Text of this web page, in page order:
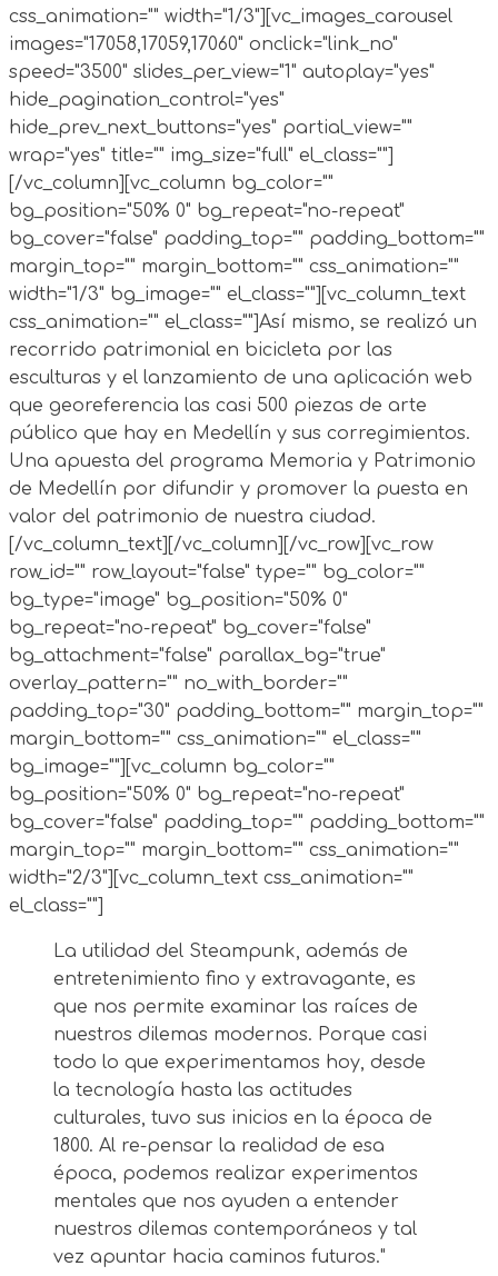
css_animation="" width="1/3"][vc_images_carousel
images="17058,17059,17060" onclick="link_no"
speed="3500" slides_per_view="1" autoplay="yes"
hide_pagination_control="yes"
hide_prev_next_buttons="yes" partial_view=""
wrap="yes" title="" img_size="full" el_class=""]
[/vc_column][vc_column bg_color=""
bg_position="50% 0" bg_repeat="no-repeat"
bg_cover="false" padding_top="" padding_bottom=""
margin_top="" margin_bottom="" css_animation=""
width="1/3" bg_image="" el_class=""][vc_column_text
css_animation="" el_class=""]Así mismo, se realizó un
recorrido patrimonial en bicicleta por las
esculturas y el lanzamiento de una aplicación web
que georeferencia las casi 500 piezas de arte
público que hay en Medellín y sus corregimientos.
Una apuesta del programa Memoria y Patrimonio
de Medellín por difundir y promover la puesta en
valor del patrimonio de nuestra ciudad.
[/vc_column_text][/vc_column][/vc_row][vc_row
row_id="" row_layout="false" type="" bg_color=""
bg_type="image" bg_position="50% 0"
bg_repeat="no-repeat" bg_cover="false"
bg_attachment="false" parallax_bg="true"
overlay_pattern="" no_with_border=""
padding_top="30" padding_bottom="" margin_top=""
margin_bottom="" css_animation="" el_class=""
bg_image=""][vc_column bg_color=""
bg_position="50% 0" bg_repeat="no-repeat"
bg_cover="false" padding_top="" padding_bottom=""
margin_top="" margin_bottom="" css_animation=""
width="2/3"][vc_column_text css_animation=""
el_class=""]
La utilidad del Steampunk, además de
entretenimiento fino y extravagante, es
que nos permite examinar las raíces de
nuestros dilemas modernos. Porque casi
todo lo que experimentamos hoy, desde
la tecnología hasta las actitudes
culturales, tuvo sus inicios en la época de
1800. Al re-pensar la realidad de esa
época, podemos realizar experimentos
mentales que nos ayuden a entender
nuestros dilemas contemporáneos y tal
vez apuntar hacia caminos futuros."